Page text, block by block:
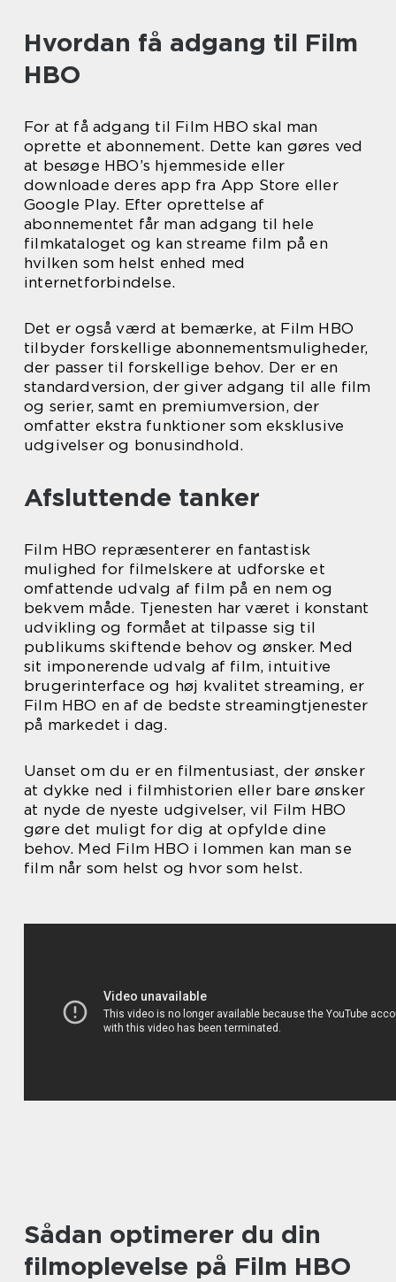
Hvordan få adgang til Film
HBO
For at få adgang til Film HBO skal man
oprette et abonnement. Dette kan gøres ved
at besøge HBO’s hjemmeside eller
downloade deres app fra App Store eller
Google Play. Efter oprettelse af
abonnementet får man adgang til hele
filmkataloget og kan streame film på en
hvilken som helst enhed med
internetforbindelse.
Det er også værd at bemærke, at Film HBO
tilbyder forskellige abonnementsmuligheder,
der passer til forskellige behov. Der er en
standardversion, der giver adgang til alle film
og serier, samt en premiumversion, der
omfatter ekstra funktioner som eksklusive
udgivelser og bonusindhold.
Afsluttende tanker
Film HBO repræsenterer en fantastisk
mulighed for filmelskere at udforske et
omfattende udvalg af film på en nem og
bekvem måde. Tjenesten har været i konstant
udvikling og formået at tilpasse sig til
publikums skiftende behov og ønsker. Med
sit imponerende udvalg af film, intuitive
brugerinterface og høj kvalitet streaming, er
Film HBO en af de bedste streamingtjenester
på markedet i dag.
Uanset om du er en filmentusiast, der ønsker
at dykke ned i filmhistorien eller bare ønsker
at nyde de nyeste udgivelser, vil Film HBO
gøre det muligt for dig at opfylde dine
behov. Med Film HBO i lommen kan man se
film når som helst og hvor som helst.
Sådan optimerer du din
filmoplevelse på Film HBO